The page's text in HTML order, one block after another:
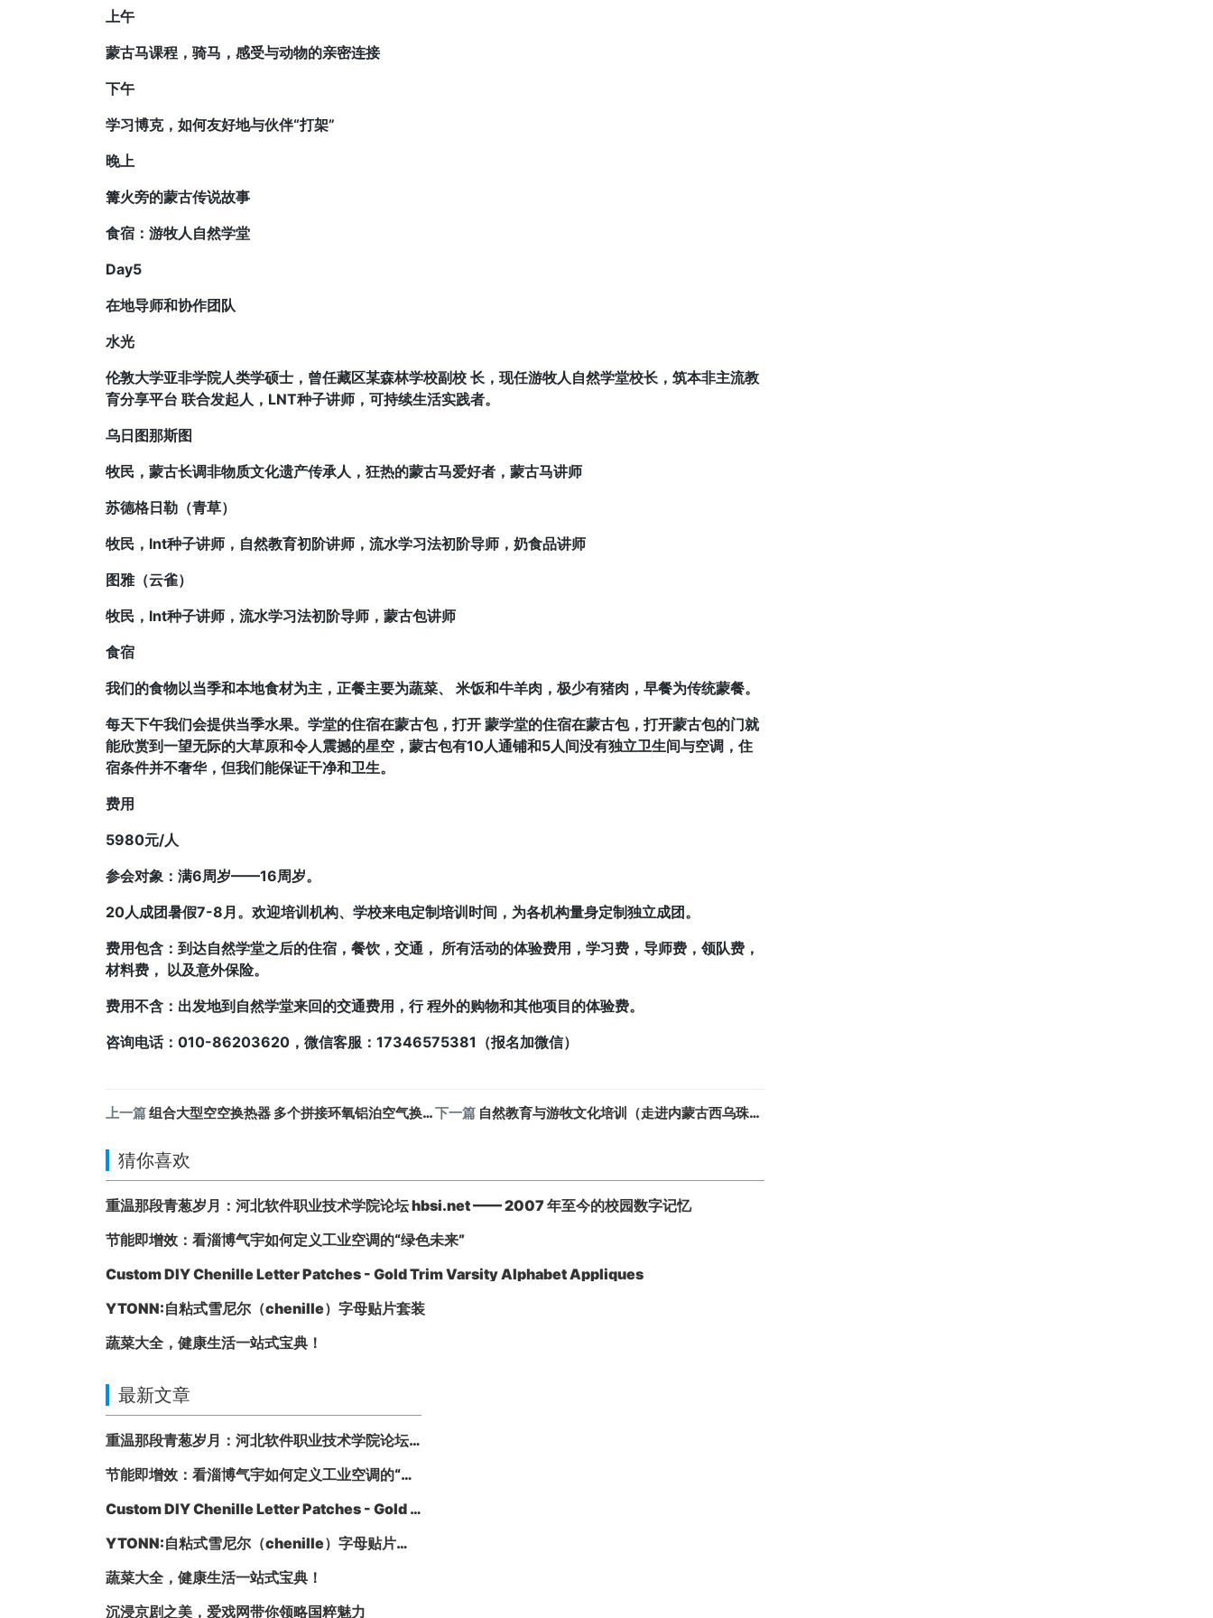
上午
蒙古马课程，骑马，感受与动物的亲密连接
下午
学习博克，如何友好地与伙伴“打架”
晚上
篝火旁的蒙古传说故事
食宿：游牧人自然学堂
Day5
在地导师和协作团队
水光
伦敦大学亚非学院人类学硕士，曾任藏区某森林学校副校 长，现任游牧人自然学堂校长，筑本非主流教
育分享平台 联合发起人，LNT种子讲师，可持续生活实践者。
乌日图那斯图
牧民，蒙古长调非物质文化遗产传承人，狂热的蒙古马爱好者，蒙古马讲师
苏德格日勒（青草）
牧民，lnt种子讲师，自然教育初阶讲师，流水学习法初阶导师，奶食品讲师
图雅（云雀）
牧民，lnt种子讲师，流水学习法初阶导师，蒙古包讲师
食宿
我们的食物以当季和本地食材为主，正餐主要为蔬菜、 米饭和牛羊肉，极少有猪肉，早餐为传统蒙餐。
每天下午我们会提供当季水果。学堂的住宿在蒙古包，打开 蒙学堂的住宿在蒙古包，打开蒙古包的门就
能欣赏到一望无际的大草原和令人震撼的星空，蒙古包有10人通铺和5人间没有独立卫生间与空调，住
宿条件并不奢华，但我们能保证干净和卫生。
费用
5980元/人
参会对象：满6周岁——16周岁。
20人成团暑假7-8月。欢迎培训机构、学校来电定制培训时间，为各机构量身定制独立成团。
费用包含：到达自然学堂之后的住宿，餐饮，交通， 所有活动的体验费用，学习费，导师费，领队费，
材料费， 以及意外保险。
费用不含：出发地到自然学堂来回的交通费用，行 程外的购物和其他项目的体验费。
咨询电话：010-86203620，微信客服：17346575381（报名加微信）
上一篇组合大型空空换热器 多个拼接环氧铝泊空气换热芯体 下一篇 ⾃然教育与游牧⽂化培训（走进内蒙古⻄乌珠穆沁旗）
猜你喜欢
重温那段青葱岁月：河北软件职业技术学院论坛 hbsi.net —— 2007 年至今的校园数字记忆
节能即增效：看淄博气宇如何定义工业空调的“绿色未来”
Custom DIY Chenille Letter Patches - Gold Trim Varsity Alphabet Appliques
YTONN:自粘式雪尼尔（chenille）字母贴片套装
蔬菜大全，健康生活一站式宝典！
最新文章
重温那段青葱岁月：河北软件职业技术学院论坛 hbsi.net —— 2007 年至今的校园数字记忆
节能即增效：看淄博气宇如何定义工业空调的“绿色未来”
Custom DIY Chenille Letter Patches - Gold Trim Varsity Alphabet Appliques
YTONN:自粘式雪尼尔（chenille）字母贴片套装
蔬菜大全，健康生活一站式宝典！
沉浸京剧之美，爱戏网带你领略国粹魅力